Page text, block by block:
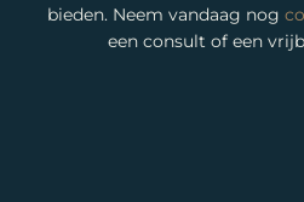
bieden. Neem vandaag nog
een consult of een